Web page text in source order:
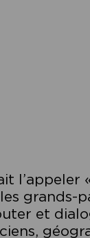
l’appeler
grands-
et